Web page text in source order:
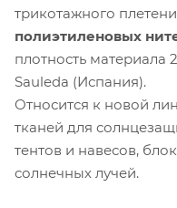
трикотажного
полиэтиленовых
плотность материала
Sauleda (Испания).
Относится к новой
тканей для
тентов и навесов,
солнечных лучей.